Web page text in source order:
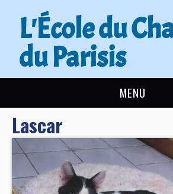
L'École du
du Parisis
MENU
L’ÉCOLE DU CHAT
ACTUALITÉS
ADOPTER
Lascar